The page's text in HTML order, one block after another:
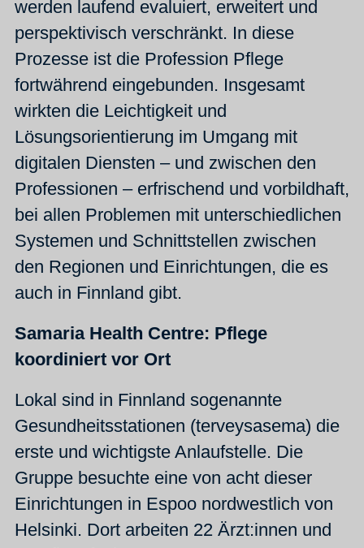
werden laufend evaluiert, erweitert und
perspektivisch verschränkt. In diese
Prozesse ist die Profession Pflege
fortwährend eingebunden. Insgesamt
wirkten die Leichtigkeit und
Lösungsorientierung im Umgang mit
digitalen Diensten – und zwischen den
Professionen – erfrischend und vorbildhaft,
bei allen Problemen mit unterschiedlichen
Systemen und Schnittstellen zwischen
den Regionen und Einrichtungen, die es
auch in Finnland gibt.
Samaria Health Centre: Pflege
koordiniert vor Ort
Lokal sind in Finnland sogenannte
Gesundheitsstationen (terveysasema) die
erste und wichtigste Anlaufstelle. Die
Gruppe besuchte eine von acht dieser
Einrichtungen in Espoo nordwestlich von
Helsinki. Dort arbeiten 22 Ärzt:innen und